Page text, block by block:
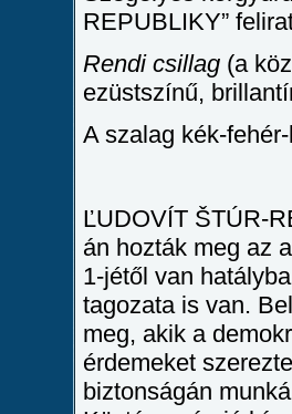
REPUBLIKY”
Rendi csillag (a
ezüstszínű,
A szalag kék-
ĽUDOVÍT ŠTÚR-
án hozták meg az
1-jétől van
tagozata is van.
meg, akik a
érdemeket
biztonságán